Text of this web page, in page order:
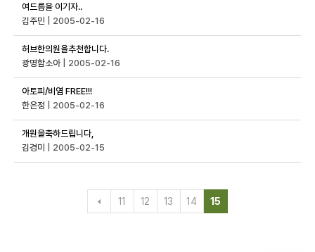
여드름을 이기자..
김주민 | 2005-02-16
허브한의원을추천합니다.
광명함소아 | 2005-02-16
아토피/비염 FREE!!!
한은정 | 2005-02-16
개원을축하드립니다,
김경미
| 2005-02-15
11 12 13 14 15